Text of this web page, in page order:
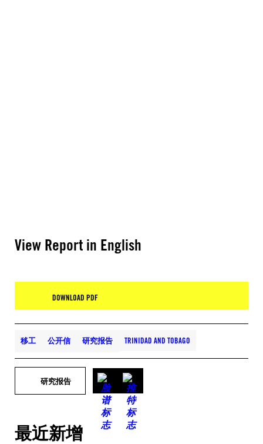
View Report in English
DOWNLOAD PDF
移工 公开信 研究报告 TRINIDAD AND TOBAGO
研究报告
最近新增